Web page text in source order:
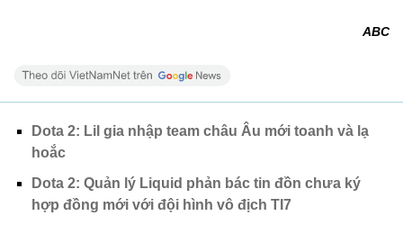
ABC
Dota 2: Lil gia nhập team châu Âu mới toanh và lạ
hoắc
Dota 2: Quản lý Liquid phản bác tin đồn chưa ký
hợp đồng mới với đội hình vô địch TI7